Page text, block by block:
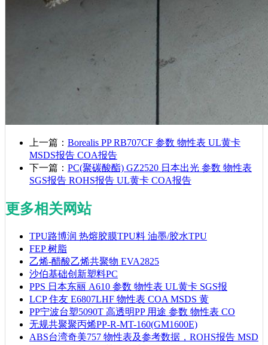
上一篇： Borealis PP RB707CF 参数 物性表 UL黄卡
MSDS报告 COA报告
下一篇： PC(聚碳酸酯) GZ2520 日本出光 参数 物性表
SGS报告 ROHS报告 UL黄卡 COA报告
更多相关网站
TPU路博润 热熔胶膜TPU料 油墨/胶水TPU
FEP 树脂
乙烯-醋酸乙烯共聚物 EVA2825
沙伯基础创新塑料PC
PPS 日本东丽 A610 参数 物性表 UL黄卡 SGS报
LCP 住友 E6807LHF 物性表 COA MSDS 黄
PP宁波台塑5090T 高透明PP 用途 参数 物性表 CO
无规共聚聚丙烯PP-R-MT-160(GM1600E)
ABS台湾奇美757 物性表及参考数据，ROHS报告 MSD